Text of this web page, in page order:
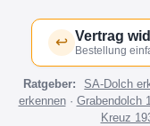
↩ Vertrag
Bestellung
Ratgeber: SA-Dolch
erkennen· Grabendolch
Kreuz